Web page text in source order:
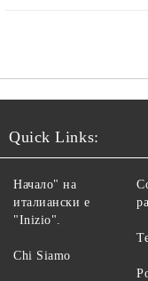
Quick Links:
Начало" на
италиански е
"Inizio".
Chi Siamo